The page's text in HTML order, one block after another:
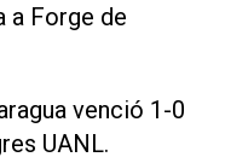
a Forge de
venció 1-0
UANL.